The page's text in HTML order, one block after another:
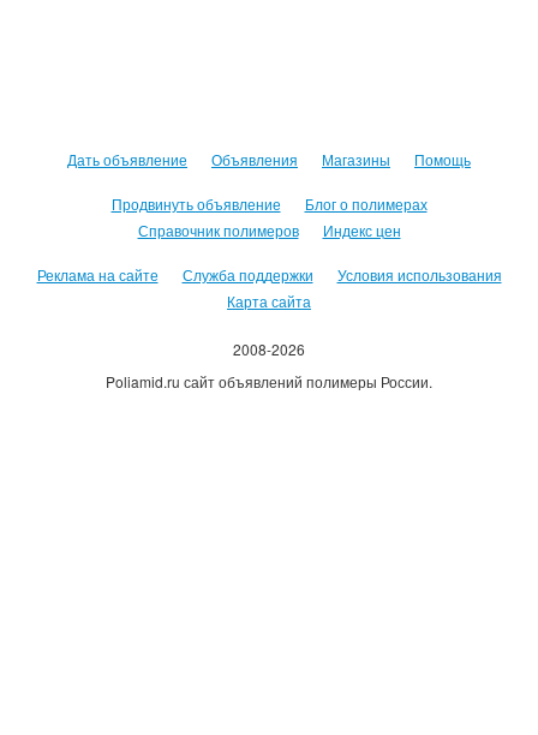
Дать объявление Объявления Магазины Помощь
Продвинуть объявление
Блог о полимерах
Справочник полимеров
Индекс цен
Реклама на сайте Служба поддержки
Условия использования
Карта сайта
2008-2026
Poliamid.ru сайт объявлений полимеры России.